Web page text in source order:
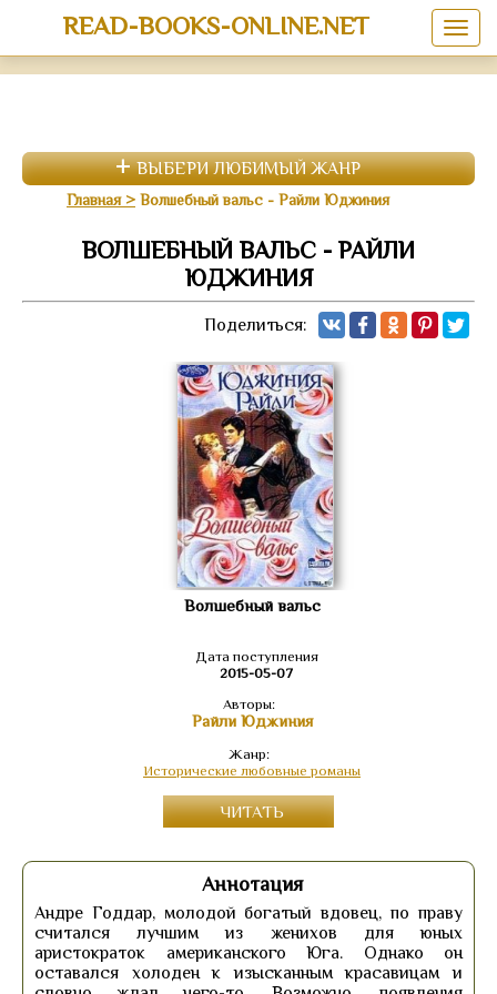
READ-BOOKS-ONLINE.NET
ВЫБЕРИ ЛЮБИМЫЙ ЖАНР
Главная Волшебный вальс - Райли Юджиния
ВОЛШЕБНЫЙ ВАЛЬС - РАЙЛИ
ЮДЖИНИЯ
Поделиться:
Волшебный вальс
Дата поступления
2015-05-07
Авторы:
Райли Юджиния
Жанр:
Исторические любовные романы
ЧИТАТЬ
Аннотация
Андре Годдар, молодой богатый вдовец, по праву
считался лучшим из женихов для юных
аристократок американского Юга. Однако он
оставался холоден к изысканным красавицам и